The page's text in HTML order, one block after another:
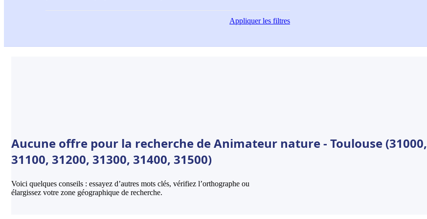
Appliquerles filtres
Aucune offre pour la recherche de Animateur nature - Toulouse (31000,
31100, 31200, 31300, 31400, 31500)
Voici quelques conseils : essayez d’autres mots clés, vérifiez l’orthographe ou
élargissez votre zone géographique de recherche.